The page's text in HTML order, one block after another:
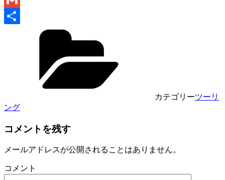
Gmail
カテゴリーツーリ
ング
コメントを残す
メールアドレスが公開されることはありません。
コメント